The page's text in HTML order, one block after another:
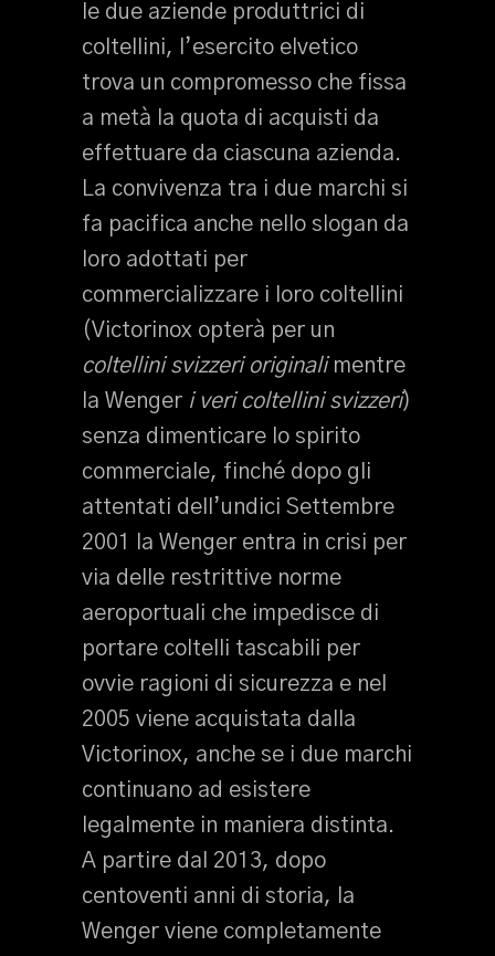
le due aziende produttrici di
coltellini, l’esercito elvetico
trova un compromesso che fissa
a metà la quota di acquisti da
effettuare da ciascuna azienda.
La convivenza tra i due marchi si
fa pacifica anche nello slogan da
loro adottati per
commercializzare i loro coltellini
(Victorinox opterà per un
coltellini svizzeri originalimentre
la Wenger i veri coltellini svizzeri)
senza dimenticare lo spirito
commerciale, finché dopo gli
attentati dell’undici Settembre
2001 la Wenger entra in crisi per
via delle restrittive norme
aeroportuali che impedisce di
portare coltelli tascabili per
ovvie ragioni di sicurezza e nel
2005 viene acquistata dalla
Victorinox, anche se i due marchi
continuano ad esistere
legalmente in maniera distinta.
A partire dal 2013, dopo
centoventi anni di storia, la
Wenger viene completamente